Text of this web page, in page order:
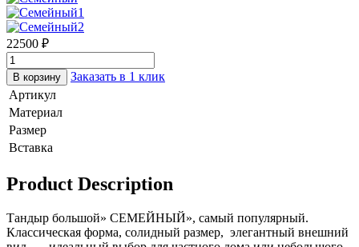
22500 ₽
В корзину
Заказать в 1 клик
Артикул
Материал
Размер
Вставка
Product Description
Тандыр большой» СЕМЕЙНЫЙ», самый популярный.
Классическая форма, солидный размер, элегантный внешний